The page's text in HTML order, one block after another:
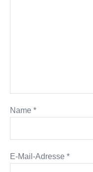
Name *
E-Mail-Adresse *